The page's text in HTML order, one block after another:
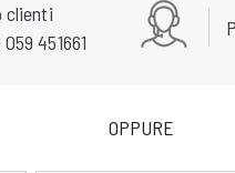
clienti
451661
OPPURE